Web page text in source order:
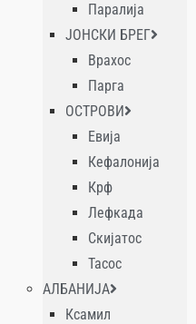
Паралија
ЈОНСКИ БРЕГ
Врахос
Парга
ОСТРОВИ
Евија
Кефалонија
Крф
Лефкада
Скијатос
Тасос
АЛБАНИЈА
Ксамил